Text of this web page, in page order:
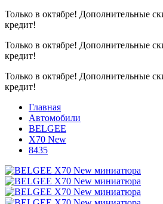
Только в октябре! Дополнительные
кредит!
Только в октябре! Дополнительные
кредит!
Только в октябре! Дополнительные
кредит!
Главная
Автомобили
BELGEE
X70 New
8435